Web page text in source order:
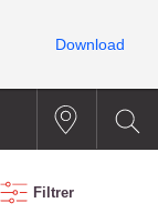
Filtrer
Download